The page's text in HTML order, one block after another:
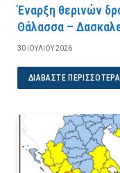
Έναρξη θερινών
Θάλασσα –
30 ΙΟΥΛΊΟΥ 2026
ΔΙΑΒΆΣΤΕ ΠΕΡΙΣΣΌΤΕΡΑ